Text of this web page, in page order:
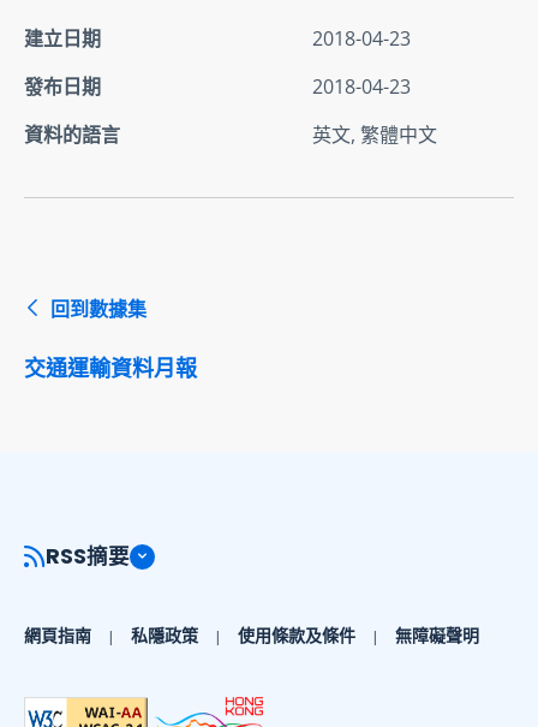
建立日期
2018-04-23
發布日期
2018-04-23
資料的語言
英文, 繁體中文
回到數據集
交通運輸資料月報
RSS摘要
網頁指南 私隱政策 使用條款及條件 無障礙聲明